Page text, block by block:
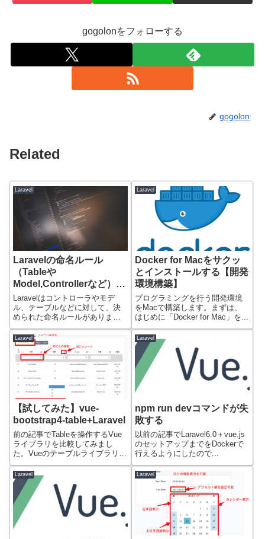
gogolonをフォローする
gogolon
Related
Laravel
Laravelの命名ルール
（Tableや
Model,Controllerなど）
【実は結構重要】
Laravelはコントローラやモデ
ル、テーブルなどに対して、決
められた命名ルールがありま
す。というか...
Laravel
Docker for Macをサクッ
とインストールする【開発
環境構築】
プログラミングを行う開発環境
をMacで構築します。まずは、
はじめに「Docker for Mac」を...
Laravel
【試してみた】vue-
bootstrap4-table+Laravel
前の記事でTableを操作するVue
ライブラリを比較してみまし
た。Vueのテーブルライブラリに
ついて...
Laravel
npm run devコマンドが失
敗する
以前の記事でLaravel6.0＋vue.js
のセットアップまでをDockerで
行えるようにしたので...
Laravel Laravel